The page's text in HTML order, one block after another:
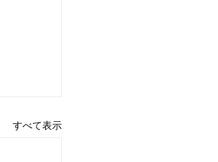
すべて表示